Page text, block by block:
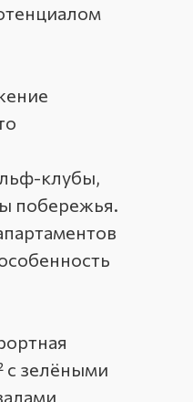
клубы,
побережья.
с зелёными